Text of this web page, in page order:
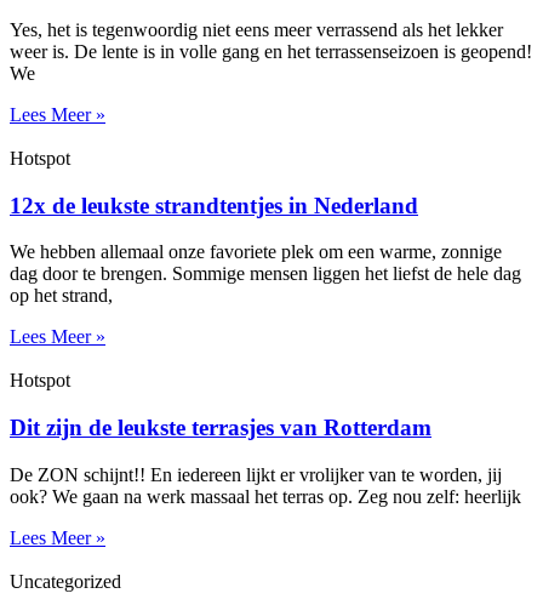
Yes, het is tegenwoordig niet eens meer verrassend als het lekker
weer is. De lente is in volle gang en het terrassenseizoen is geopend!
We
Lees Meer »
Hotspot
12x de leukste strandtentjes in Nederland
We hebben allemaal onze favoriete plek om een warme, zonnige
dag door te brengen. Sommige mensen liggen het liefst de hele dag
op het strand,
Lees Meer »
Hotspot
Dit zijn de leukste terrasjes van Rotterdam
De ZON schijnt!! En iedereen lijkt er vrolijker van te worden, jij
ook? We gaan na werk massaal het terras op. Zeg nou zelf: heerlijk
Lees Meer »
Uncategorized